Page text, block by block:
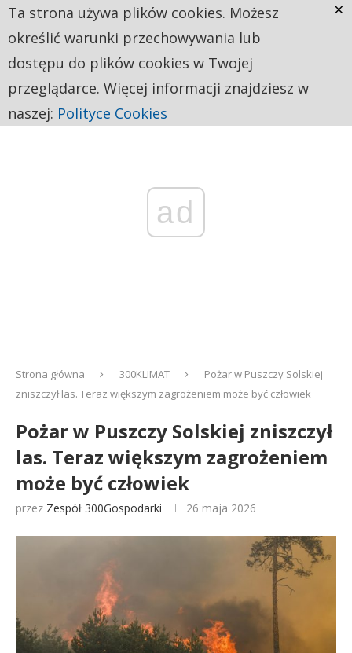
ad
Strona główna 300KLIMAT
Pożar w Puszczy Solskiej
zniszczył las. Teraz większym zagrożeniem może być człowiek
Pożar w Puszczy Solskiej zniszczył
las. Teraz większym zagrożeniem
może być człowiek
przez Zespół 300Gospodarki 26 maja 2026
Ta strona używa plików cookies. Możesz
określić warunki przechowywania lub
dostępu do plików cookies w Twojej
przeglądarce. Więcej informacji znajdziesz w
naszej: Polityce Cookies
×